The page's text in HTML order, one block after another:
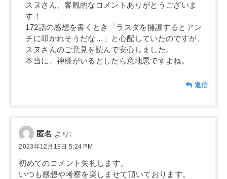
スヌさん、客観的なコメントありがとうございま
す！
172話の感想を書くとき「ラスタを擁護するとアン
チに叩かれそうだな…」と心配していたのですが、
スヌさんのご意見を読んで安心しました。
本当に、神様がいるとしたら意地悪ですよね。
返信
匿名 より:
2023年12月19日 5:24 PM
初めてのコメント失礼します。
いつも感想や考察を楽しませて頂いております。